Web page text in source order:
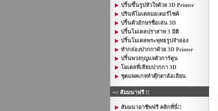
ปริ้นขึ้นรูปหัวใจด้วย 3D Printer
ปรินท์โมเดลมอเตอร์ไซค์
ปริ้นตัวอักษรชื่อเล่น 3D
ปริ้นโมเดลปราสาท 3 มิติ
ปริ้นโมเดลพระพุทธรูปจำลอง
ทำกล่องปากกาด้วย 3D Printer
ปริ้นพวงกุญแจตัวการ์ตูน
โมเดลที่เสียบปากกา 3D
ชุดแพคเกจทำตุ๊กตาล้อเลียน
<< สัมมนาฟรี !!
สัมมนาอาชีพฟรี คลิกที่นี่!!